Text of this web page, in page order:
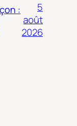
:
5
août
2026